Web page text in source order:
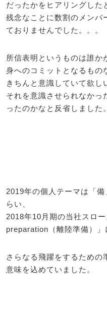
だったかをヒアリングした
残念なことに数割のメンバ
ておりませんでした。。。
所信表明というものは誰か
身へのコミットとなるもの
きちんと意識していて欲し
それを意識させられなかっ
ったのかなと反省しました。
2019年の個人テーマは「
らい、
2018年10月期の当社スロ
preparation（離陸準備）」
さらなる飛躍をするための
意味を込めていました。